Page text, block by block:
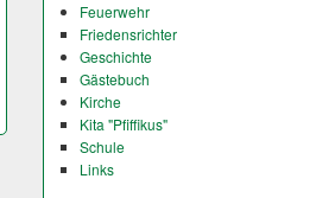
Feuerwehr
Friedensrichter
Geschichte
Gästebuch
Kirche
Kita "Pfiffikus"
Schule
Links